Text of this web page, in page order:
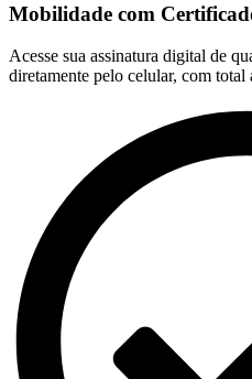
Mobilidade com
Acesse sua assinatura digital de
diretamente pelo celular, com total